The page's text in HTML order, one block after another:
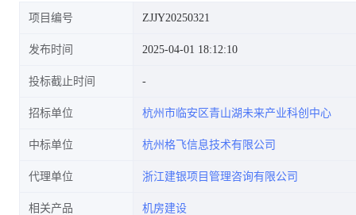
候选人公示
项目编号 ZJJY20250321
发布时间 2025-04-01 18:12:10
投标截止时间
招标单位 杭州市临安区青山湖未来产业科创中心
中标单位 杭州格飞信息技术有限公司
代理单位 浙江建银项目管理咨询有限公司
相关产品 机房建设